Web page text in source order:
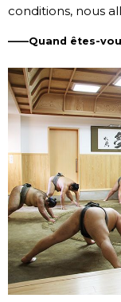
conditions, nous
——Quand êtes-